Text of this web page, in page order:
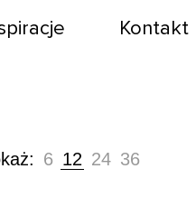
Kontakt
6 12 24 36